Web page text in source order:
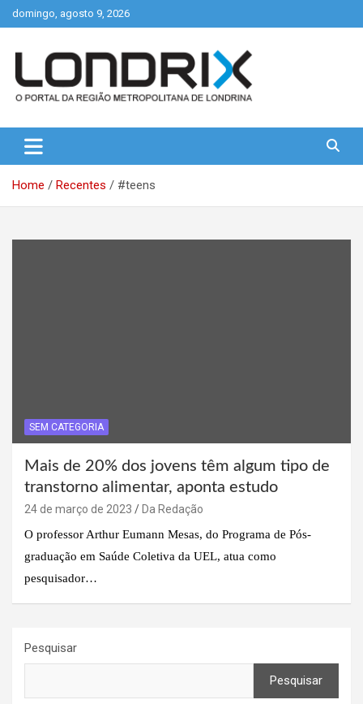
Skip
to
domingo, agosto 9, 2026
Londrix
Home Recentes #teens
SEM CATEGORIA
Mais de 20% dos jovens têm algum tipo de
transtorno alimentar, aponta estudo
24 de março de 2023
Da Redação
O professor Arthur Eumann Mesas, do Programa de Pós-
graduação em Saúde Coletiva da UEL, atua como
pesquisador…
Pesquisar
Pesquisar